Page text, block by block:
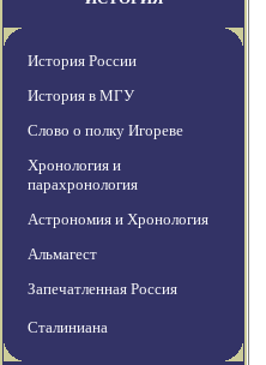
История России
История в МГУ
Слово о полку Игореве
Хронология и
парахронология
Астрономия и Хронология
Альмагест
Запечатленная Россия
Сталиниана